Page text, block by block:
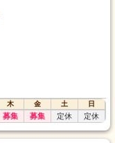
木 金 土
日
募集 募集 定休 定休